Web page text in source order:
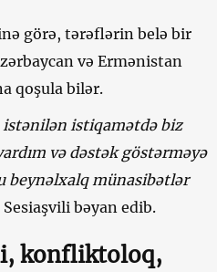
görə, tərəflərin belə bir
və Ermənistan
qoşula bilər.
istənilən istiqamətdə biz
və dəstək göstərməyə
beynəlxalq münasibətlər
bəyan edib.
konfliktoloq,